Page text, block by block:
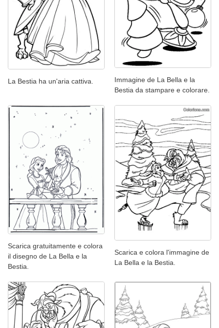
La Bestia ha un'aria cattiva.
Immagine de La Bella e la
Bestia da stampare e colorare.
Scarica gratuitamente e colora
il disegno de La Bella e la
Bestia.
Scarica e colora l'immagine de
La Bella e la Bestia.